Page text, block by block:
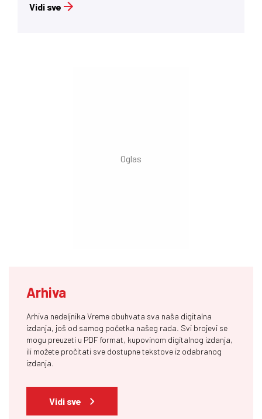
Vidi sve
Arhiva
Arhiva nedeljnika Vreme obuhvata sva naša digitalna
izdanja, još od samog početka našeg rada. Svi brojevi se
mogu preuzeti u PDF format, kupovinom digitalnog izdanja,
ili možete pročitati sve dostupne tekstove iz odabranog
izdanja.
Vidi sve